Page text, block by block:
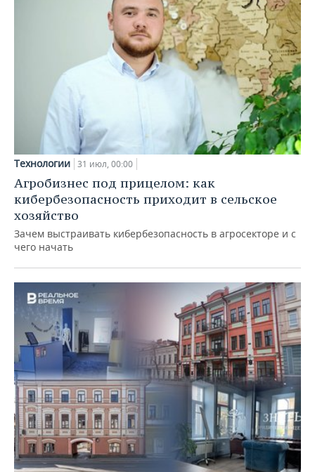
Технологии 31 июл, 00:00
Агробизнес под прицелом: как
кибербезопасность приходит в сельское
хозяйство
Зачем выстраивать кибербезопасность в агросекторе и с
чего начать